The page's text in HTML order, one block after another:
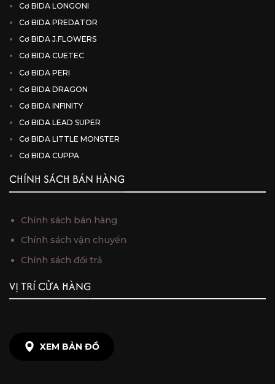
Cơ BIDA LONGONI
Cơ BIDA PREDATOR
Cơ BIDA J.FLOWERS
Cơ BIDA CUETEC
Cơ BIDA PERI
Cơ BIDA DRAGON
Cơ BIDA INFINITY
Cơ BIDA LEAD SUPER
Cơ BIDA LITTLE MONSTER
Cơ BIDA CUPPA
CHÍNH SÁCH BÁN HÀNG
Chính sách bán hàng
Chính sách vận chuyển
Chính sách đổi trả
VỊ TRÍ CỬA HÀNG
XEM BẢN ĐỒ